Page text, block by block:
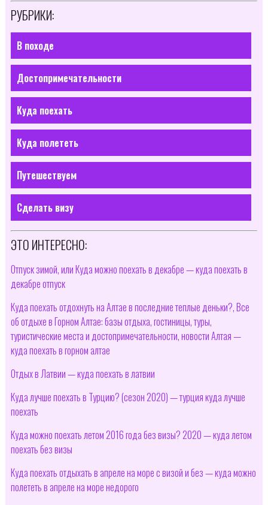
РУБРИКИ:
В походе
Достопримечательности
Куда поехать
Куда полететь
Путешествуем
Сделать визу
ЭТО ИНТЕРЕСНО:
Отпуск зимой, или Куда можно поехать в декабре — куда поехать в
декабре отпуск
Куда поехать отдохнуть на Алтае в последние теплые деньки?, Все
об отдыхе в Горном Алтае: базы отдыха, гостиницы, туры,
туристические места и достопримечательности, новости Алтая —
куда поехать в горном алтае
Отдых в Латвии — куда поехать в латвии
Куда лучше поехать в Турцию? (сезон 2020) — турция куда лучше
поехать
Куда можно поехать летом 2016 года без визы? 2020 — куда летом
поехать без визы
Куда поехать отдыхать в апреле на море с визой и без — куда можно
полететь в апреле на море недорого